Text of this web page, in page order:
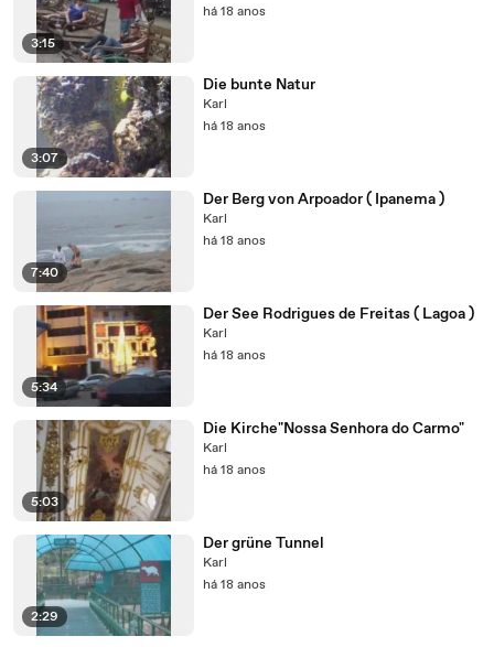
3:15
há 18 anos
3:07
Die bunte Natur
Karl
há 18 anos
7:40
Der Berg von Arpoador ( Ipanema )
Karl
há 18 anos
5:34
Der See Rodrigues de Freitas ( Lagoa )
Karl
há 18 anos
5:03
Die Kirche"Nossa Senhora do Carmo"
Karl
há 18 anos
2:29
Der grüne Tunnel
Karl
há 18 anos